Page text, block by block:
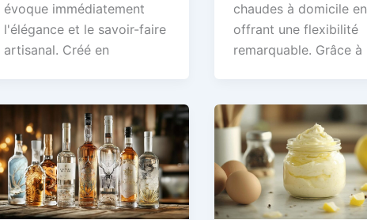
évoque immédiatement
l'élégance et le savoir-faire
artisanal. Créé en
chaudes à domicile en
offrant une flexibilité
remarquable. Grâce à